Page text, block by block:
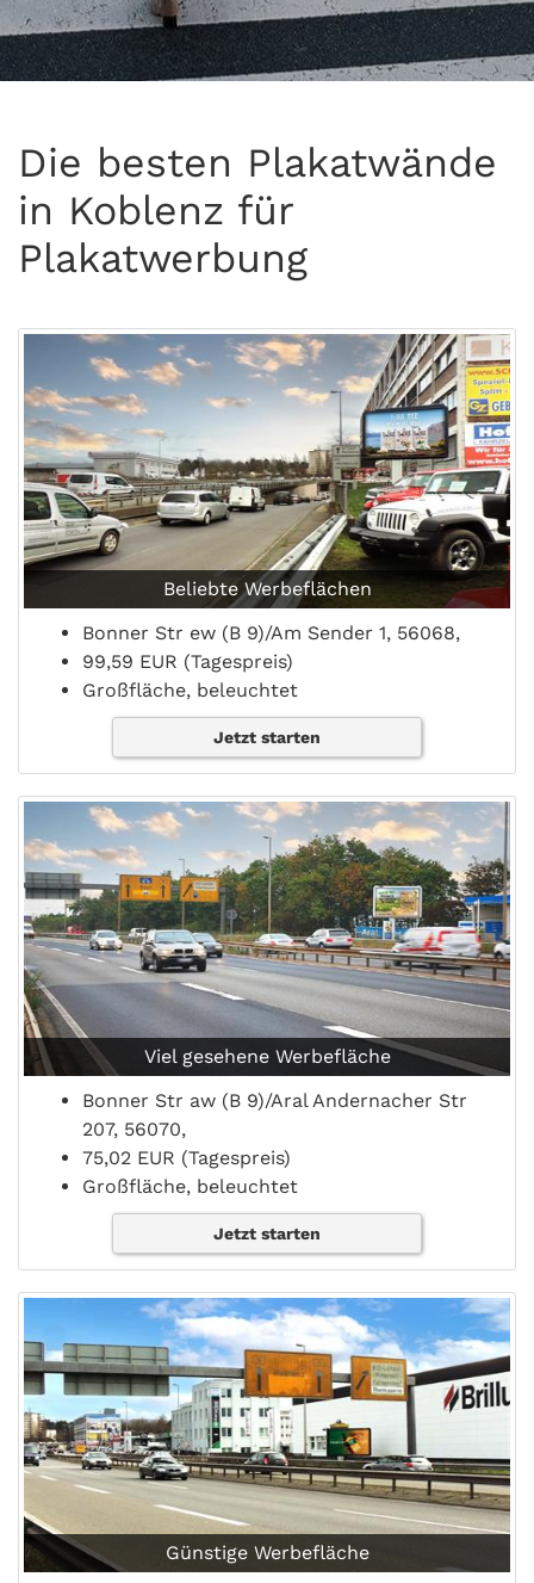
Die besten Plakatwände
in Koblenz für
Plakatwerbung
Beliebte Werbeflächen
Bonner Str ew (B 9)/Am Sender 1, 56068,
99,59 EUR (Tagespreis)
Großfläche, beleuchtet
Jetzt starten
Viel gesehene Werbefläche
Bonner Str aw (B 9)/Aral Andernacher Str
207, 56070,
75,02 EUR (Tagespreis)
Großfläche, beleuchtet
Jetzt starten
Günstige Werbefläche